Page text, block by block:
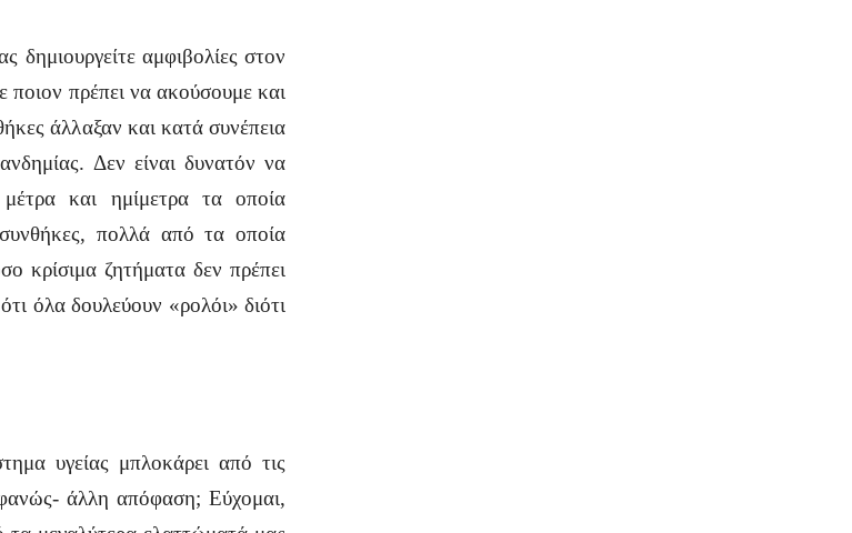
δημιουργείτε αμφιβολίες στον
ποιον πρέπει να ακούσουμε και
άλλαξαν και κατά συνέπεια
Δεν είναι δυνατόν να
και ημίμετρα τα οποία
πολλά από τα οποία
κρίσιμα ζητήματα δεν πρέπει
όλα δουλεύουν «ρολόι» διότι
υγείας μπλοκάρει από τις
άλλη απόφαση; Εύχομαι,